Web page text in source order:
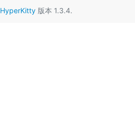
HyperKitty 版本 1.3.4.